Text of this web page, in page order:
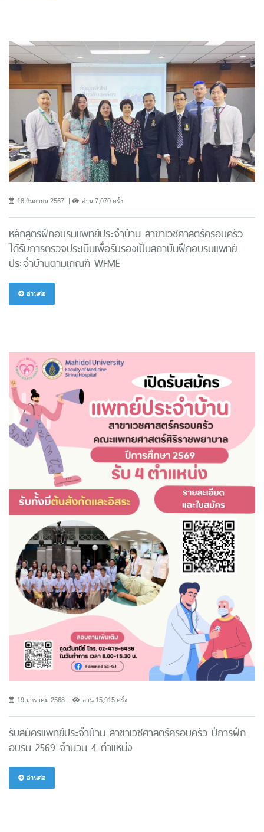
18 กันยายน 2567 อ่าน 7,070 ครั้ง
หลักสูตรฝึกอบรมแพทย์ประจำบ้าน สาขาเวชศาสตร์ครอบครัว
ได้รับการตรวจประเมินเพื่อรับรองเป็นสถาบันฝึกอบรมแพทย์
ประจำบ้านตามเกณฑ์ WFME
อ่านต่อ
19 มกราคม 2568 อ่าน 15,915 ครั้ง
รับสมัครแพทย์ประจำบ้าน สาขาเวชศาสตร์ครอบครัว ปีการฝึก
อบรม 2569 จำนวน 4 ตำแหน่ง
อ่านต่อ